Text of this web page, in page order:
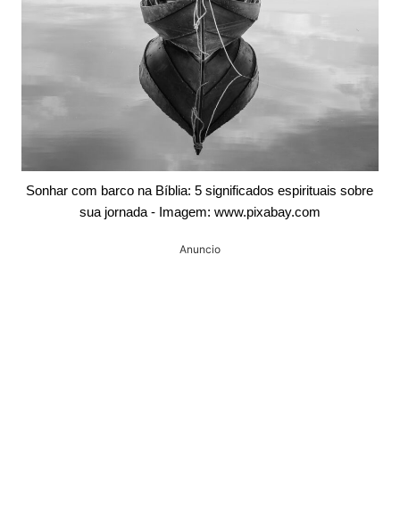
Sonhar com barco na Bíblia: 5 significados espirituais sobre
sua jornada - Imagem: www.pixabay.com
Anuncio